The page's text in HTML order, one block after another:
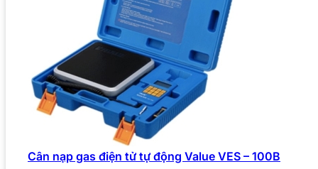
Cân nạp gas điện tử tự động Value VES – 100B